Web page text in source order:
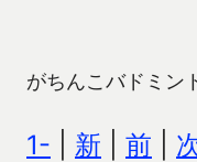
がちんこバドミン
1- 新 前